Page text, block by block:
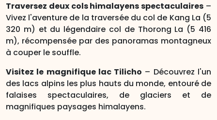
Traversez deux cols himalayens spectaculaires –
Vivez l'aventure de la traversée du col de Kang La (5
320 m) et du légendaire col de Thorong La (5 416
m), récompensée par des panoramas montagneux
à couper le souffle.
Visitez le magnifique lac Tilicho – Découvrez l'un
des lacs alpins les plus hauts du monde, entouré de
falaises spectaculaires, de glaciers et de
magnifiques paysages himalayens.